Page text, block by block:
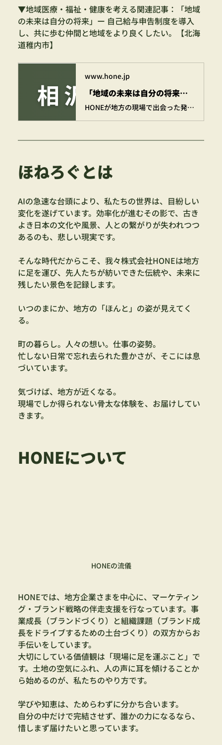
▼地域医療・福祉・健康を考える関連記事：「地域
の未来は自分の将来」ー 自己給与申告制度を導入
し、共に歩む仲間と地域をより良くしたい。【北海
道稚内市】
www.hone.jp
「地域の未来は自分の将来」ー 自己給与申告制度を導入し、共に歩む仲間と地域をより良くしたい。【北海道稚内市】 | 株式会社HONE - 地方の文化と経済を骨太にするマーケティング支援
HONEが地方の現場で出会った発見や挑戦を記した骨太な活動記録。我々が地方に足を運び、先人たちが紡いできた伝統や、未来に残したい景色を綴っています。 いつのまにか、地方の「ほんと」の姿が見えてくる。気づけば、地方が近くなる。 現場でしか得られない骨太な体験を、お届けしていきます。
ほねろぐとは
AIの急速な台頭により、私たちの世界は、目紛しい
変化を遂げています。効率化が進むその影で、古き
よき日本の文化や風景、人との繋がりが失われつつ
あるのも、悲しい現実です。
そんな時代だからこそ、我々株式会社HONEは地方
に足を運び、先人たちが紡いできた伝統や、未来に
残したい景色を記録します。
いつのまにか、地方の「ほんと」の姿が見えてく
る。
町の暮らし。人々の想い。仕事の姿勢。
忙しない日常で忘れ去られた豊かさが、そこには息
づいています。
気づけば、地方が近くなる。
現場でしか得られない骨太な体験を、お届けしてい
きます。
HONEについて
HONEの流儀
HONEでは、地方企業さまを中心に、マーケティン
グ・ブランド戦略の伴走支援を行なっています。事
業成長（ブランドづくり）と組織課題（ブランド成
長をドライブするための土台づくり）の双方からお
手伝いをしています。
大切にしている価値観は「現場に足を運ぶこと」で
す。土地の空気にふれ、人の声に耳を傾けることか
ら始めるのが、私たちのやり方です。
学びや知恵は、ためらわずに分かち合います。
自分の中だけで完結させず、誰かの力になるなら、
惜しまず届けたいと思っています。